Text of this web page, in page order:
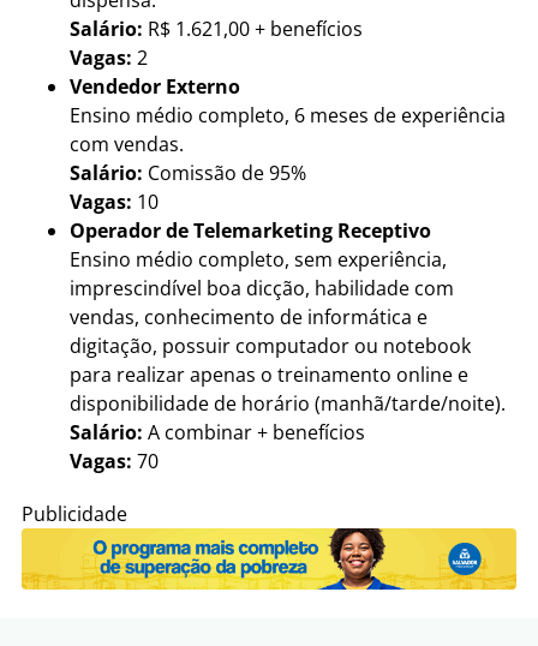
Salário: R$ 1.621,00 + benefícios
Vagas: 2
Vendedor Externo
Ensino médio completo, 6 meses de experiência
com vendas.
Salário: Comissão de 95%
Vagas: 10
Operador de Telemarketing Receptivo
Ensino médio completo, sem experiência,
imprescindível boa dicção, habilidade com
vendas, conhecimento de informática e
digitação, possuir computador ou notebook
para realizar apenas o treinamento online e
disponibilidade de horário (manhã/tarde/noite).
Salário: A combinar + benefícios
Vagas: 70
Publicidade